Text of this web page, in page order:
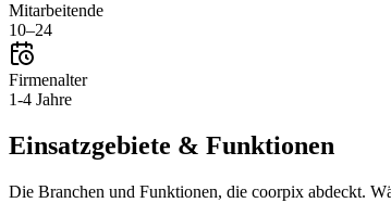
Mitarbeitende
10–24
Firmenalter
1-4 Jahre
Einsatzgebiete & Funktionen
Die Branchen und Funktionen, die coorpix abdeckt.